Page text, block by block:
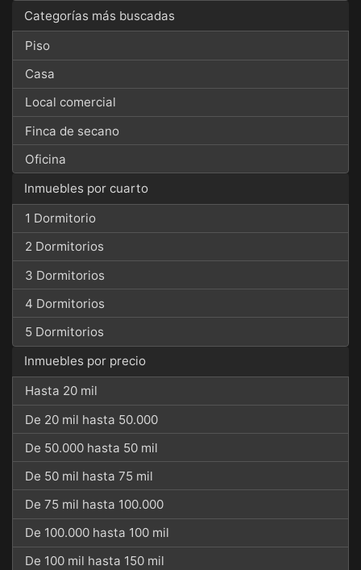
Categorías más buscadas
Piso
Casa
Local comercial
Finca de secano
Oficina
Inmuebles por cuarto
1 Dormitorio
2 Dormitorios
3 Dormitorios
4 Dormitorios
5 Dormitorios
Inmuebles por precio
Hasta 20 mil
De 20 mil hasta 50.000
De 50.000 hasta 50 mil
De 50 mil hasta 75 mil
De 75 mil hasta 100.000
De 100.000 hasta 100 mil
De 100 mil hasta 150 mil